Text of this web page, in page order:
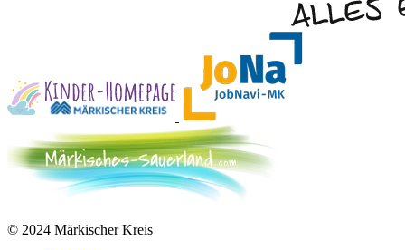
© 2024 Märkischer Kreis